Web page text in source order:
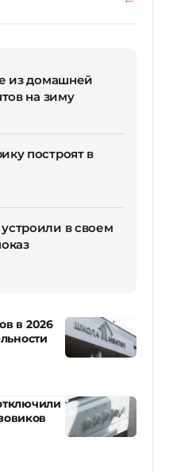
из домашней
на зиму
построят в
в своем
в 2026